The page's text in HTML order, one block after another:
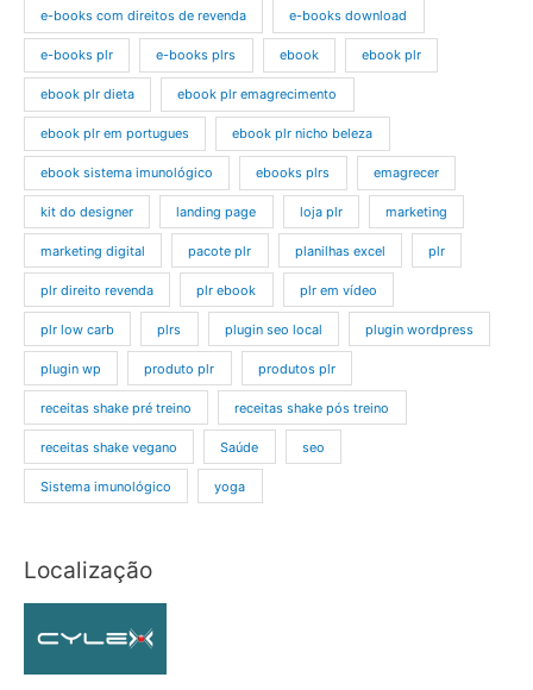
e-books com direitos de revenda e-books download
e-books plr e-books plrs ebook ebook plr
ebook plr dieta ebook plr emagrecimento
ebook plr em portugues ebook plr nicho beleza
ebook sistema imunológico ebooks plrs emagrecer
kit do designer landing page loja plr marketing
marketing digital pacote plr planilhas excel plr
plr direito revenda plr ebook plr em vídeo
plr low carb plrs plugin seo local plugin wordpress
plugin wp produto plr produtos plr
receitas shake pré treino receitas shake pós treino
receitas shake vegano Saúde seo
Sistema imunológico yoga
Localização